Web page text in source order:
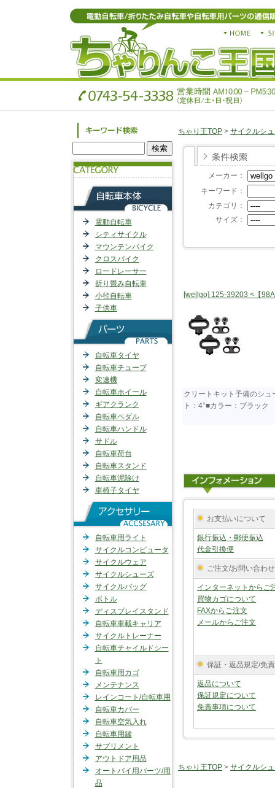
電動自転車
シティサイクル
マウンテンバイク
クロスバイク
ロードレーサー
折り畳み自転車
小径自転車
子供車
自転車タイヤ
自転車チューブ
変速機
自転車ホイール
ギアクランク
自転車ペダル
自転車ハンドル
サドル
自転車荷台
自転車スタンド
自転車泥除け
車椅子タイヤ
自転車用ライト
サイクルコンピュータ
サイクルウェア
サイクルシューズ
サイクルバッグ
ボトル
ディスプレイスタンド
自転車車載キャリア
サイクルトレーナー
自転車チャイルドシー
ト
自転車用カゴ
メンテナンス
レインコート/自転車用
自転車カバー
自転車空気入れ
自転車用鍵
サプリメント
アウトドア用品
オートバイ用パーツ/用
品
ちゃり王TOP > サイクルシ
メーカー：
キーワード：
カテゴリ：
サイズ：
[wellgo] 125-39203 <【
クリートキット予備のシ
ト：4°■カラー：ブラック
お支払いについて
銀行振込・郵便振込
代金引換便
ご注文/お問い合わせ
インターネットからご
買物カゴについて
FAXからご注文
メールからご注文
保証・返品規定/免
返品について
保証規定について
免責事項について
ちゃり王TOP > サイクルシ